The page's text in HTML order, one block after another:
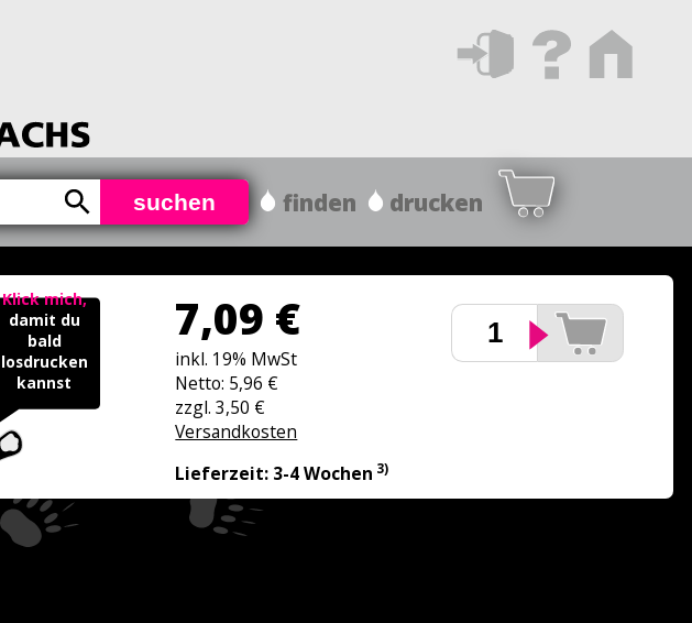
suchen finden drucken
Klick mich,
damit du
bald
losdrucken
kannst
7,09 €
inkl. 19% MwSt
Netto: 5,96 €
zzgl. 3,50 €
Versandkosten
Lieferzeit: 3-4 Wochen 3)